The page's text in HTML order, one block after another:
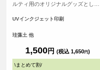
ルティ用のオリジナルグッズとして
て：こちらのアイテムはプリント範
まう可能性が高いため、重要なデザ
くことをおすすめしております。
UVインクジェット印刷
珪藻土 他
1,500円 (税込 1,650円)
\まとめて割/